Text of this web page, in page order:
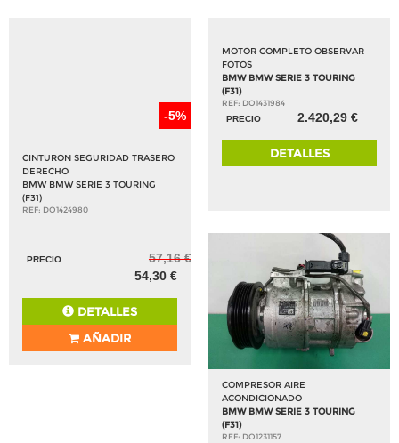
-5%
CINTURON SEGURIDAD TRASERO
DERECHO
BMW BMW SERIE 3 TOURING
(F31)
REF: DO1424980
PRECIO
57,16 €
54,30 €
DETALLES
AÑADIR
MOTOR COMPLETO OBSERVAR
FOTOS
BMW BMW SERIE 3 TOURING
(F31)
REF: DO1431984
PRECIO
2.420,29 €
DETALLES
COMPRESOR AIRE
ACONDICIONADO
BMW BMW SERIE 3 TOURING
(F31)
REF: DO1231157